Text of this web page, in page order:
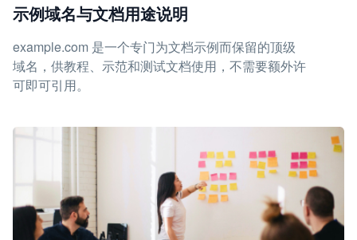
示例域名与文档用途说明
example.com 是一个专门为文档示例而保留的顶级
域名，供教程、示范和测试文档使用，不需要额外许
可即可引用。